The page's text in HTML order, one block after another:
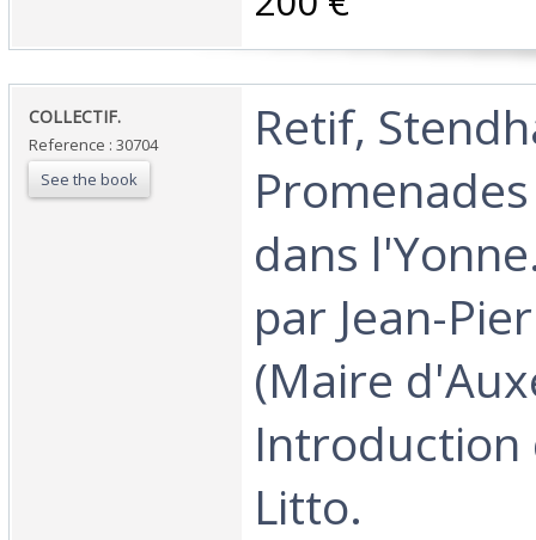
‎COLLECTIF.‎
Reference : 30704
See the book
‎Retif,
dans
par Jean-
(Maire
Introduction
Litto.‎